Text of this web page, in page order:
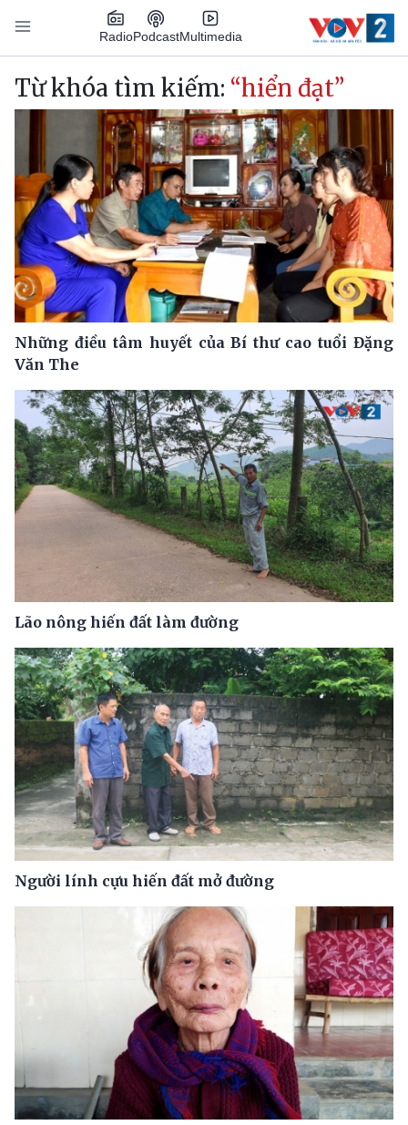
Nhảy đến nội dung
RadioPodcastMultimedia
Main navigation
Từ khóa tìm kiếm: “hiển đạt”
Những điều tâm huyết của Bí thư cao tuổi Đặng
Văn The
Lão nông hiến đất làm đường
Người lính cựu hiến đất mở đường